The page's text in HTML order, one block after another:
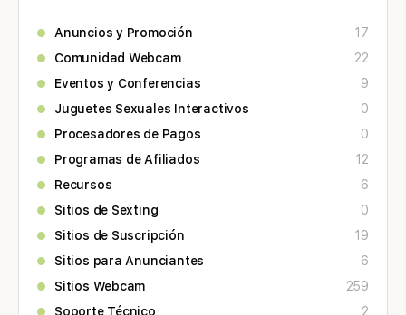
Anuncios y Promoción
17
Comunidad Webcam
22
Eventos y Conferencias
9
Juguetes Sexuales Interactivos
0
Procesadores de Pagos
0
Programas de Afiliados
12
Recursos
6
Sitios de Sexting
0
Sitios de Suscripción
19
Sitios para Anunciantes
6
Sitios Webcam
259
Soporte Técnico
2